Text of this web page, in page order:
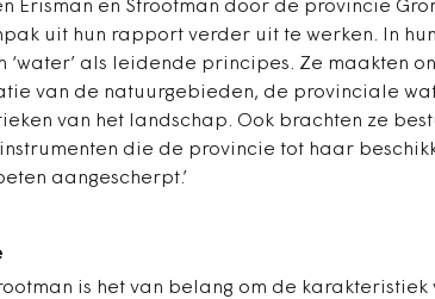
Erisman en Strootman door de provincie
uit hun rapport verder uit te werken. In
‘water’ als leidende principes. Ze maakten
van de natuurgebieden, de provinciale
van het landschap. Ook brachten ze
die de provincie tot haar
aangescherpt.’
is het van belang om de